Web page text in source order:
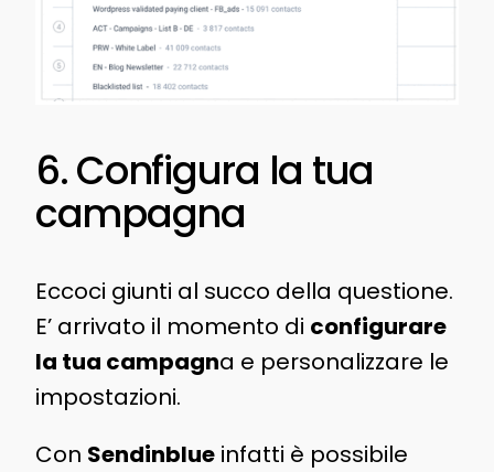
6. Configura la tua
campagna
Eccoci giunti al succo della questione.
E’ arrivato il momento di configurare
la tua campagna e personalizzare le
impostazioni.
Con Sendinblueinfatti è possibile